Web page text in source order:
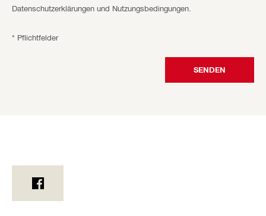
Datenschutzerklärungen und Nutzungsbedingungen.
* Pflichtfelder
SENDEN